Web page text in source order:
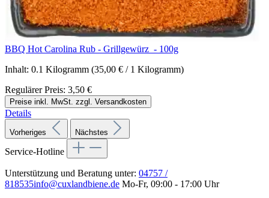
BBQ Hot Carolina Rub - Grillgewürz - 100g
Inhalt: 0.1 Kilogramm (35,00 € / 1 Kilogramm)
Regulärer Preis: 3,50 €
Preise inkl. MwSt. zzgl. Versandkosten
Details
Vorheriges Nächstes
Service-Hotline
Unterstützung und Beratung unter: 04757 /
818535info@cuxlandbiene.de Mo-Fr, 09:00 - 17:00 Uhr